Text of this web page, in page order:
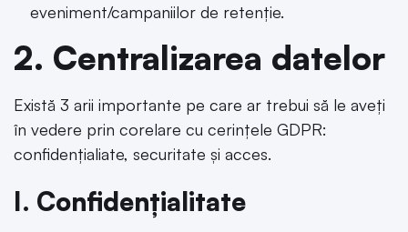
eveniment/campaniilor de retenție.
2. Centralizarea datelor
Există 3 arii importante pe care ar trebui să le aveți
în vedere prin corelare cu cerințele GDPR:
confidențialiate, securitate și acces.
I. Confidențialitate